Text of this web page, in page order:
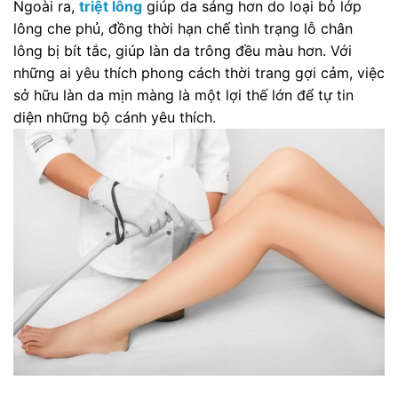
Ngoài ra, triệt lông giúp da sáng hơn do loại bỏ lớp
lông che phủ, đồng thời hạn chế tình trạng lỗ chân
lông bị bít tắc, giúp làn da trông đều màu hơn. Với
những ai yêu thích phong cách thời trang gợi cảm, việc
sở hữu làn da mịn màng là một lợi thế lớn để tự tin
diện những bộ cánh yêu thích.